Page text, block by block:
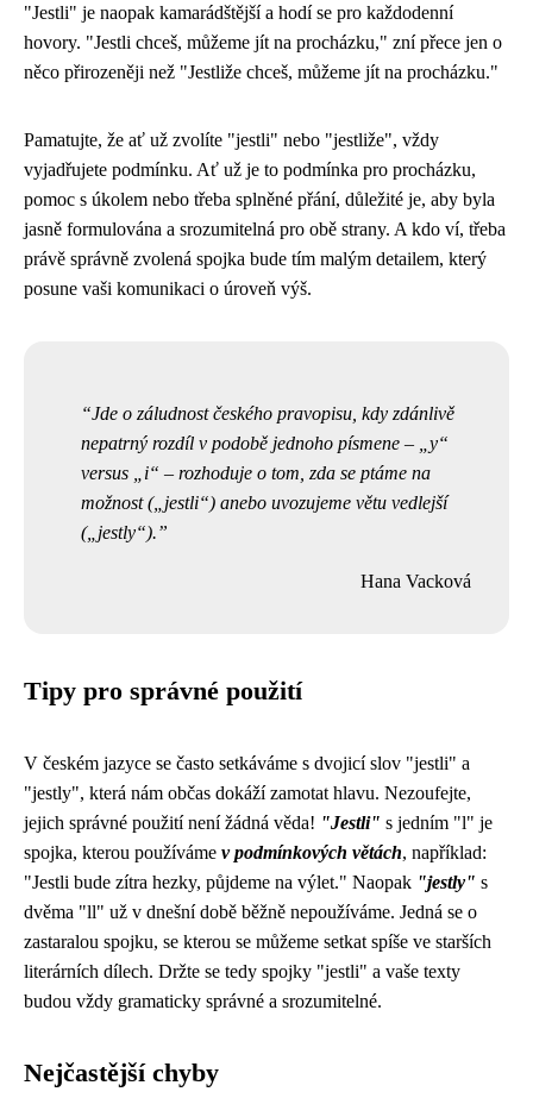
"Jestli" je naopak kamarádštější a hodí se pro každodenní
hovory. "Jestli chceš, můžeme jít na procházku," zní přece jen o
něco přirozeněji než "Jestliže chceš, můžeme jít na procházku."
Pamatujte, že ať už zvolíte "jestli" nebo "jestliže", vždy
vyjadřujete podmínku. Ať už je to podmínka pro procházku,
pomoc s úkolem nebo třeba splněné přání, důležité je, aby byla
jasně formulována a srozumitelná pro obě strany. A kdo ví, třeba
právě správně zvolená spojka bude tím malým detailem, který
posune vaši komunikaci o úroveň výš.
Jde o záludnost českého pravopisu, kdy zdánlivě
nepatrný rozdíl v podobě jednoho písmene – „y“
versus „i“ – rozhoduje o tom, zda se ptáme na
možnost („jestli“) anebo uvozujeme větu vedlejší
(„jestly“).
Hana Vacková
Tipy pro správné použití
V českém jazyce se často setkáváme s dvojicí slov "jestli" a
"jestly", která nám občas dokáží zamotat hlavu. Nezoufejte,
jejich správné použití není žádná věda! "Jestli" s jedním "l" je
spojka, kterou používáme v podmínkových větách, například:
"Jestli bude zítra hezky, půjdeme na výlet." Naopak "jestly" s
dvěma "ll" už v dnešní době běžně nepoužíváme. Jedná se o
zastaralou spojku, se kterou se můžeme setkat spíše ve starších
literárních dílech. Držte se tedy spojky "jestli" a vaše texty
budou vždy gramaticky správné a srozumitelné.
Nejčastější chyby